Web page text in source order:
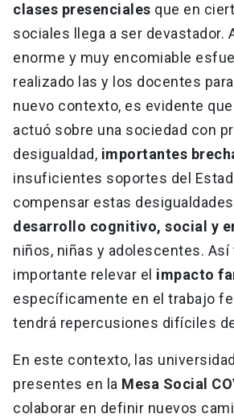
clases presenciales que en
sociales llega a ser devastador.
enorme y muy encomiable
realizado las y los docentes
nuevo contexto, es evidente
actuó sobre una sociedad con
desigualdad, importantes
insuficientes soportes del
compensar estas
desarrollo cognitivo, social y
niños, niñas y adolescentes. Así
importante relevar el impacto
específicamente en el trabajo
tendrá repercusiones difíciles
En este contexto, las
presentes en la Mesa Social
colaborar en definir nuevos